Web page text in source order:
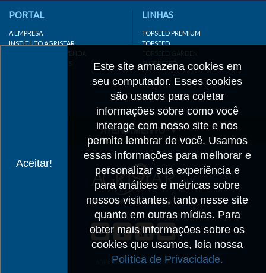
Aceitar!
Este site armazena cookies em
seu computador. Esses cookies
são usados para coletar
informações sobre como você
interage com nosso site e nos
permite lembrar de você. Usamos
essas informações para melhorar e
personalizar sua experiência e
para análises e métricas sobre
nossos visitantes, tanto nesse site
quanto em outras mídias. Para
obter mais informações sobre os
cookies que usamos, leia nossa
Política de Privacidade.
PORTAL
A EMPRESA
INSTITUTO AGRISTAR
DISTRIBUIDOR/REVENDA
LINKS IMPORTANTES
LINHAS
TOPSEED PREMIUM
TOPSEED
TOPSEED GARDEN
SUPERSEED
ATENDIMENTO
CADASTRO
TRABALHE CONOSCO
AGRISTAR DO BRASIL LTDA